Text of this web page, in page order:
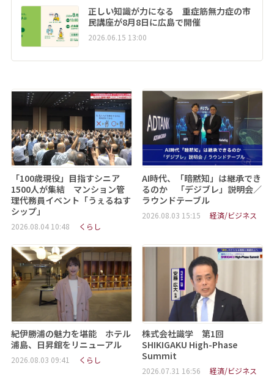
正しい知識が力になる 重症筋無力症の市
民講座が8月8日に広島で開催
2026.06.15 13:00
「100歳現役」目指すシニア
1500人が集結 マンション管
理代務員イベント「うぇるねす
シップ」
2026.08.04 10:48 くらし
AI時代、「暗黙知」は継承でき
るのか 「デジブレ」説明会／
ラウンドテーブル
2026.08.03 15:15 経済/ビジネス
紀伊勝浦の魅力を堪能 ホテル
浦島、日昇館をリニューアル
2026.08.03 09:41 くらし
株式会社識学 第1回
SHIKIGAKU High-Phase
Summit
2026.07.31 16:56 経済/ビジネス